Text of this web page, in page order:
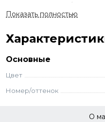
получить. В
эффект «глазури» на темных
Показать полностью
Основные
Цвет
Номер/оттенок
О